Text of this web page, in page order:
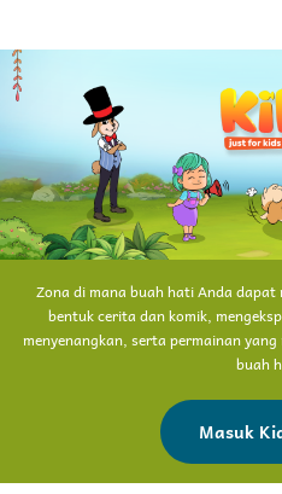
Zona di mana buah hati Anda
bentuk cerita dan komik,
menyenangkan, serta permainan
buah
Masuk